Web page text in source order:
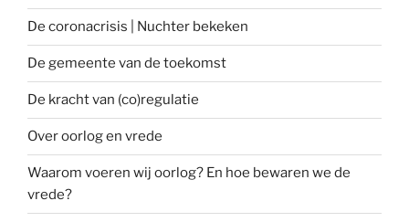
De coronacrisis | Nuchter bekeken
De gemeente van de toekomst
De kracht van (co)regulatie
Over oorlog en vrede
Waarom voeren wij oorlog? En hoe bewaren we de
vrede?